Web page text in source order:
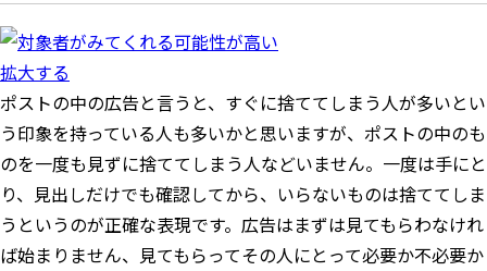
拡大する
ポストの中の広告と言うと、すぐに捨ててしまう人が多いとい
う印象を持っている人も多いかと思いますが、ポストの中のも
のを一度も見ずに捨ててしまう人などいません。一度は手にと
り、見出しだけでも確認してから、いらないものは捨ててしま
うというのが正確な表現です。広告はまずは見てもらわなけれ
ば始まりません、見てもらってその人にとって必要か不必要か